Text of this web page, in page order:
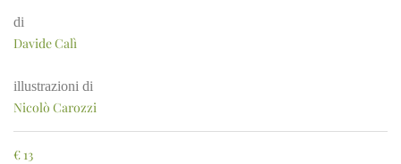
di
Davide Calì
illustrazioni di
Nicolò Carozzi
€ 13